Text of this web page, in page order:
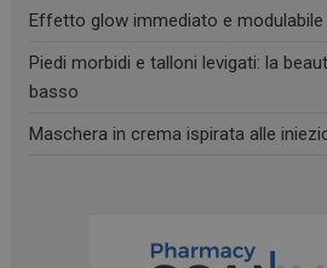
Effetto glow immediato e
Piedi morbidi e talloni levigati: la
basso
Maschera in crema ispirata alle